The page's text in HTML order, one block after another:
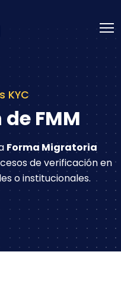
KYC
FMM
Forma Migratoria
de verificación en
o institucionales.